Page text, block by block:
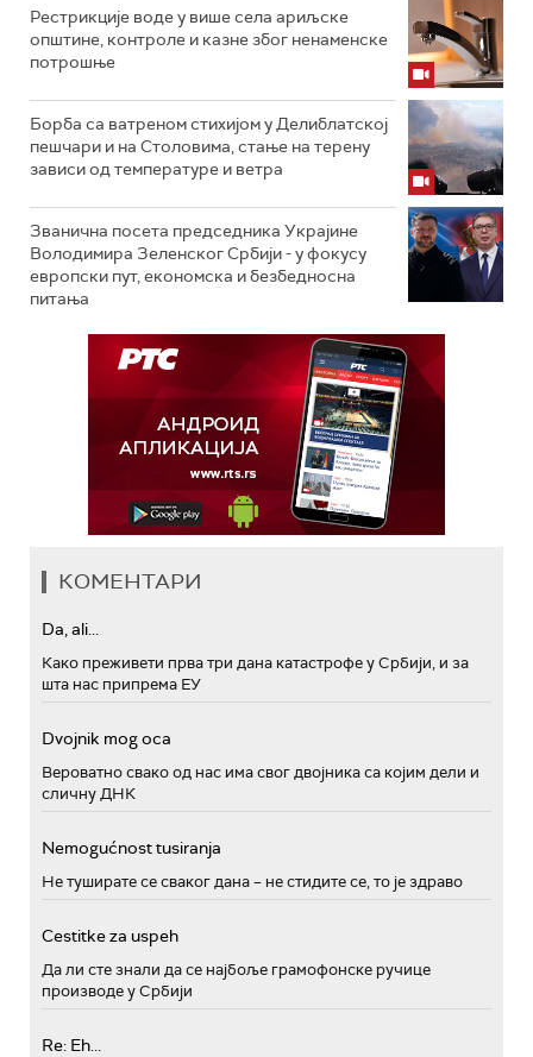
Рестрикције воде у више села ариљске
општине, контроле и казне због ненаменске
потрошње
Борба са ватреном стихијом у Делиблатској
пешчари и на Столовима, стање на терену
зависи од температуре и ветра
Званична посета председника Украјине
Володимира Зеленског Србији - у фокусу
европски пут, економска и безбедносна
питања
КОМЕНТАРИ
Da, ali...
Како преживети прва три дана катастрофе у Србији, и за
шта нас припрема ЕУ
Dvojnik mog oca
Вероватно свако од нас има свог двојника са којим дели и
сличну ДНК
Nemogućnost tusiranja
Не туширате се сваког дана – не стидите се, то је здраво
Cestitke za uspeh
Да ли сте знали да се најбоље грамофонске ручице
производе у Србији
Re: Eh...